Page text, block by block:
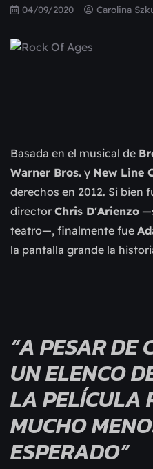
04/09/2020 Carolina
Basada en el musical de
Warner Bros. y New Line
derechos en 2012. Si bien
director Chris D'Arienzo
teatro—, finalmente fue
la pantalla grande la
“A PESAR DE
UN ELENCO
LA PELÍCULA
MUCHO
ESPERADO”